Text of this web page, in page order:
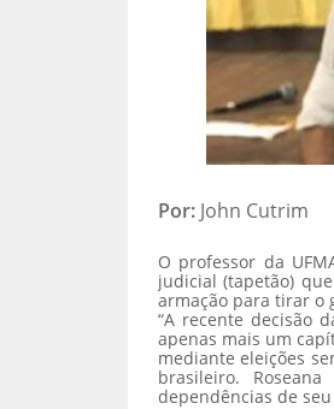
Por: John Cutrim
O professor da
judicial (tapetão)
armação para tirar o
“A recente decisão
apenas mais um
mediante eleições
brasileiro.
dependências de